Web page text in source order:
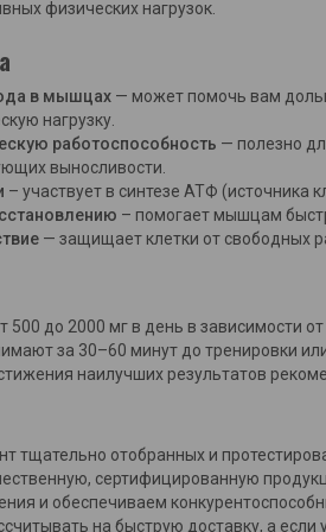
физических нагрузок.
в мышцах — может помочь вам
нагрузку.
работоспособность — полезно
выносливости.
– участвует в синтезе АТФ (источника
– помогает мышцам
— защищает клетки от свободных
до 2000 мг в день в зависимости
за 30–60 минут до тренировки
наилучших результатов
тщательно отобранных и
сертифицированную
и обеспечиваем
на быструю доставку, а если